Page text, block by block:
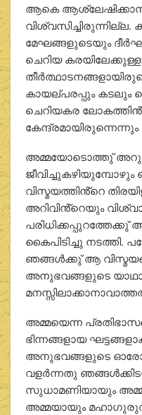
ആകെ
മേഘങ്ങളുടെയും
ചെറിയ കരയിലേക്കുള്ള
കായല്പരപ്പും കടലും
ചെറിയകര
അമ്മയോടൊത്തു്
വിസ്മയത്തിൻ്റെ
അറിവിൻ്റെയും
കൈപിടിച്ചു നടത്തി.
ഞങ്ങള്‍ക്കു് ആ
അനുഭവങ്ങളുടെ
അമ്മയെന്ന
ഭിന്നങ്ങളായ
അനുഭവങ്ങളുടെ ഓരോ
വളര്‍ന്നതു
സുധാമണിയായും
അമ്മയായും